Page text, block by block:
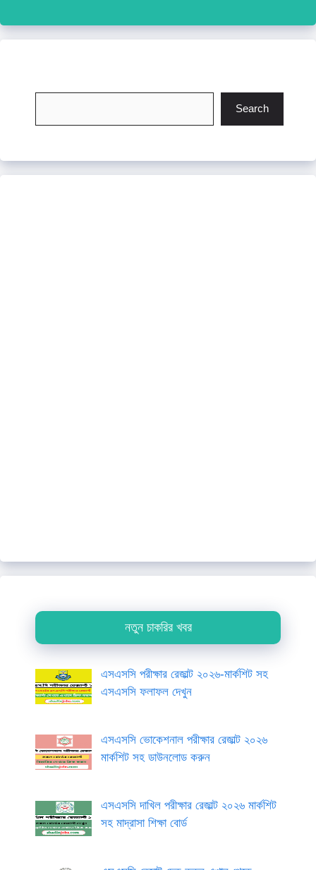
Search
নতুন চাকরির খবর
এসএসসি পরীক্ষার রেজাল্ট ২০২৬-মার্কশিট সহ
এসএসসি ফলাফল দেখুন
এসএসসি ভোকেশনাল পরীক্ষার রেজাল্ট ২০২৬
মার্কশিট সহ ডাউনলোড করুন
এসএসসি দাখিল পরীক্ষার রেজাল্ট ২০২৬ মার্কশিট
সহ মাদ্রাসা শিক্ষা বোর্ড